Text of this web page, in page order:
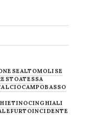
ALTOMOLISE
ATESSA
CAMPOBASSO
CINGHIALI
FURTOINCIDENTE